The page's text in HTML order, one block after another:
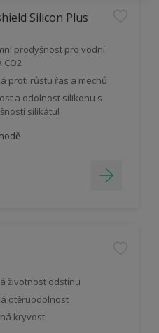
Silicon Plus
prodyšnost pro vodní
CO2
proti růstu řas a mechů
a odolnost silikonu s
silikátu!
životnost odstínu
otěruodolnost
kryvost